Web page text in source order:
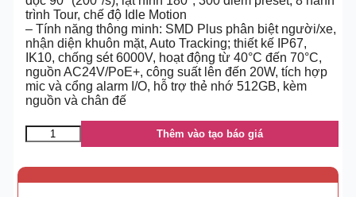
trình Tour, chế độ Idle Motion
– Tính năng thông minh: SMD Plus phân biệt người/xe,
nhận diện khuôn mặt, Auto Tracking; thiết kế IP67,
IK10, chống sét 6000V, hoạt động từ 40°C đến 70°C,
nguồn AC24V/PoE+, công suất lên đến 20W, tích hợp
mic và cổng alarm I/O, hỗ trợ thẻ nhớ 512GB, kèm
nguồn và chân đế
Thêm vào tạo báo giá